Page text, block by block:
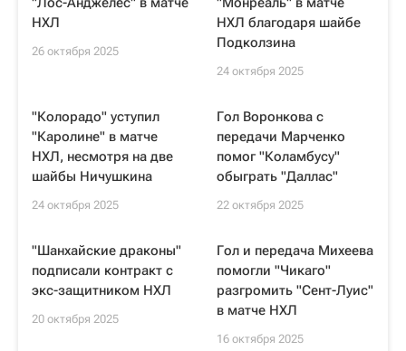
НХЛ
26 октября 2025
НХЛ благодаря шайбе
Подколзина
24 октября 2025
"Колорадо" уступил
"Каролине" в матче
НХЛ, несмотря на две
шайбы Ничушкина
24 октября 2025
Гол Воронкова с
передачи Марченко
помог "Коламбусу"
обыграть "Даллас"
22 октября 2025
"Шанхайские драконы"
подписали контракт с
экс-защитником НХЛ
20 октября 2025
Гол и передача Михеева
помогли "Чикаго"
разгромить "Сент-Луис"
в матче НХЛ
16 октября 2025